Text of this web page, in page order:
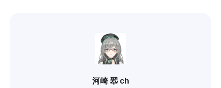
河崎 翆 ch